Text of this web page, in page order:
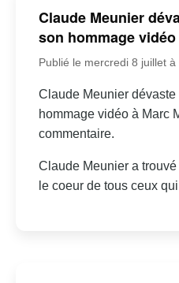
Claude Meunier
son hommage
Publié le mercredi 8 juillet à
Claude Meunier
hommage vidéo à Marc
commentaire.
Claude Meunier a
le coeur de tous ceux